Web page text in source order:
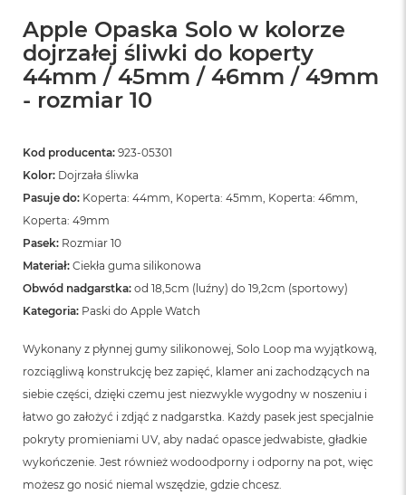
Apple Opaska Solo w kolorze
dojrzałej śliwki do koperty
44mm / 45mm / 46mm / 49mm
- rozmiar 10
Kod producenta: 923-05301
Kolor: Dojrzała śliwka
Pasuje do: Koperta: 44mm, Koperta: 45mm, Koperta: 46mm,
Koperta: 49mm
Pasek: Rozmiar 10
Materiał: Ciekła guma silikonowa
Obwód nadgarstka: od 18,5cm (luźny) do 19,2cm (sportowy)
Kategoria: Paski do Apple Watch
Wykonany z płynnej gumy silikonowej, Solo Loop ma wyjątkową,
rozciągliwą konstrukcję bez zapięć, klamer ani zachodzących na
siebie części, dzięki czemu jest niezwykle wygodny w noszeniu i
łatwo go założyć i zdjąć z nadgarstka. Każdy pasek jest specjalnie
pokryty promieniami UV, aby nadać opasce jedwabiste, gładkie
wykończenie. Jest również wodoodporny i odporny na pot, więc
możesz go nosić niemal wszędzie, gdzie chcesz.